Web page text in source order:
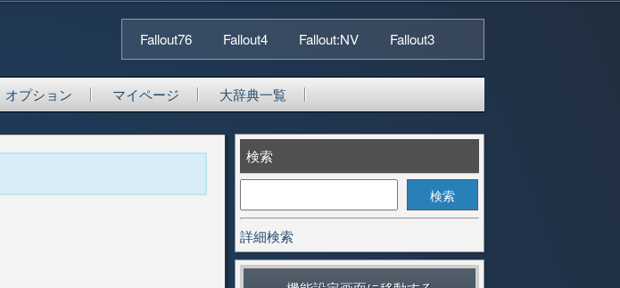
Fallout76 Fallout4 Fallout:NV Fallout3
オプション マイページ 大辞典一覧
検索
詳細検索